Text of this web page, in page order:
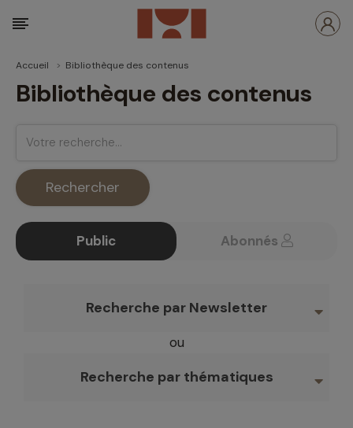
Accueil Bibliothèque des contenus
Bibliothèque des contenus
Rechercher
Public Abonnés
Recherche par Newsletter
ou
recherche par thématiques